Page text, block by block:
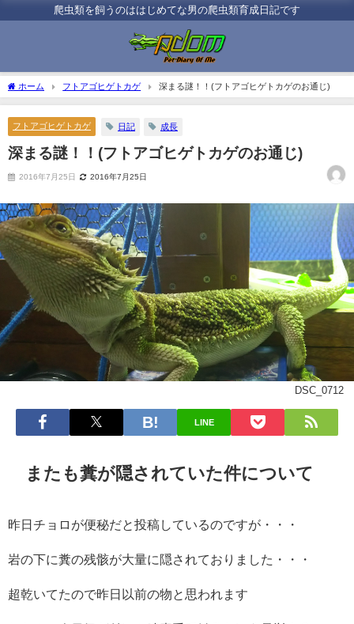
爬虫類を飼うのははじめてな男の爬虫類育成日記です
ホーム フトアゴヒゲトカゲ 深まる謎！！(フトアゴヒゲトカゲのお通じ)
フトアゴヒゲトカゲ 日記 成長
深まる謎！！(フトアゴヒゲトカゲのお通じ)
2016年7月25日 2016年7月25日
DSC_0712
LINE
またも糞が隠されていた件について
昨日チョロが便秘だと投稿しているのですが・・・
岩の下に糞の残骸が大量に隠されておりました・・・
超乾いてたので昨日以前の物と思われます